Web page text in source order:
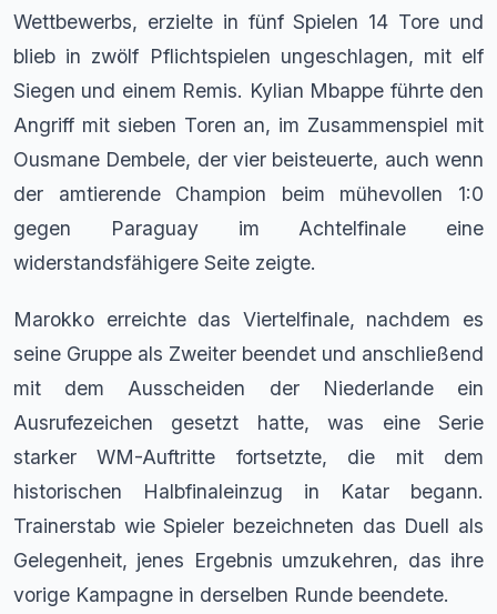
Wettbewerbs, erzielte in fünf Spielen 14 Tore und
blieb in zwölf Pflichtspielen ungeschlagen, mit elf
Siegen und einem Remis. Kylian Mbappe führte den
Angriff mit sieben Toren an, im Zusammenspiel mit
Ousmane Dembele, der vier beisteuerte, auch wenn
der amtierende Champion beim mühevollen 1:0
gegen Paraguay im Achtelfinale eine
widerstandsfähigere Seite zeigte.
Marokko erreichte das Viertelfinale, nachdem es
seine Gruppe als Zweiter beendet und anschließend
mit dem Ausscheiden der Niederlande ein
Ausrufezeichen gesetzt hatte, was eine Serie
starker WM-Auftritte fortsetzte, die mit dem
historischen Halbfinaleinzug in Katar begann.
Trainerstab wie Spieler bezeichneten das Duell als
Gelegenheit, jenes Ergebnis umzukehren, das ihre
vorige Kampagne in derselben Runde beendete.